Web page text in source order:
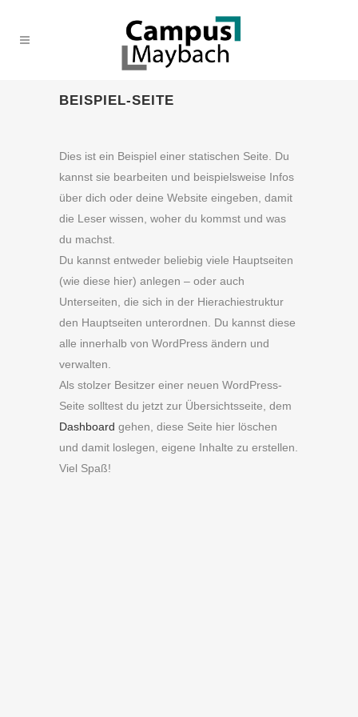
BEISPIEL-SEITE
Dies ist ein Beispiel einer statischen Seite. Du
kannst sie bearbeiten und beispielsweise Infos
über dich oder deine Website eingeben, damit
die Leser wissen, woher du kommst und was
du machst.
Du kannst entweder beliebig viele Hauptseiten
(wie diese hier) anlegen – oder auch
Unterseiten, die sich in der Hierachiestruktur
den Hauptseiten unterordnen. Du kannst diese
alle innerhalb von WordPress ändern und
verwalten.
Als stolzer Besitzer einer neuen WordPress-
Seite solltest du jetzt zur Übersichtsseite, dem
Dashboard gehen, diese Seite hier löschen
und damit loslegen, eigene Inhalte zu erstellen.
Viel Spaß!